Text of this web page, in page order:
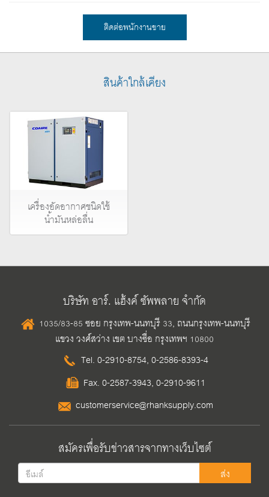
ติดต่อพนักงานขาย
สินค้าใกล้เคียง
เครื่องอัดอากาศชนิดใช้
น้ำมันหล่อลื่น
บริษัท อาร์. แฮ้งค์ ซัพพลาย จำกัด
1035/83-85 ซอย กรุงเทพ-นนทบุรี 33, ถนนกรุงเทพ-นนทบุรี
แขวง วงศ์สว่าง เขต บางซื่อ กรุงเทพฯ 10800
Tel.0-2910-8754,0-2586-8393-4
Fax. 0-2587-3943, 0-2910-9611
customerservice@rhanksupply.com
สมัครเพื่อรับข่าวสารจากทางเว็บไซต์
ส่ง